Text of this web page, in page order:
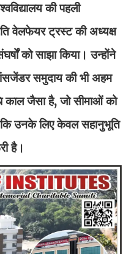
की पहली
वेलफेयर ट्रस्ट की अध्यक्ष
को साझा किया। उन्होंने
समुदाय की भी अहम
काल जैसा है, जो सीमाओं को
उनके लिए केवल सहानुभूति
है।